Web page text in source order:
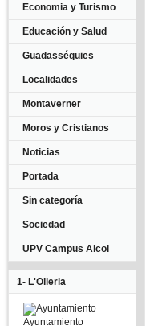
Economia y Turismo
Educación y Salud
Guadasséquies
Localidades
Montaverner
Moros y Cristianos
Noticias
Portada
Sin categoría
Sociedad
UPV Campus Alcoi
1- L'Olleria
Ayuntamiento